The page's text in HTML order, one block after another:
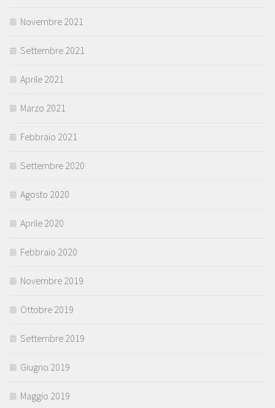
Novembre 2021
Settembre 2021
Aprile 2021
Marzo 2021
Febbraio 2021
Settembre 2020
Agosto 2020
Aprile 2020
Febbraio 2020
Novembre 2019
Ottobre 2019
Settembre 2019
Giugno 2019
Maggio 2019